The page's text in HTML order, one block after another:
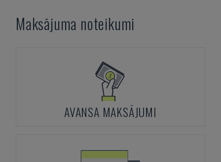
Maksājuma noteikumi
AVANSA MAKSĀJUMI